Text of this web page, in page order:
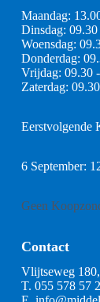
Maandag:
Dinsdag:
Woensdag:
Donderdag:
Vrijdag: 09.30
Zaterdag:
Eerstvolgende
6 September:
Geen
Contact
Vlijtseweg
T. 055 578 57